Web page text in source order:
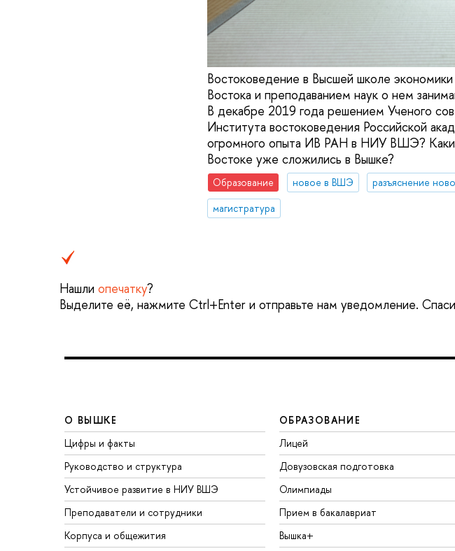
Востоковедение в Высшей школе
Востока и преподаванием наук о нем
В декабре 2019 года решением Ученого
Института востоковедения Российской
огромного опыта ИВ РАН в НИУ ВШЭ?
Востоке уже сложились в Вышке?
Образование новое в ВШЭ разъяснение
магистратура
Нашли опечатку?
Выделите её, нажмите Ctrl+Enter и отправьте нам уведомление.
О ВЫШКЕ
Цифры и факты
Руководство и структура
Устойчивое развитие в НИУ ВШЭ
Преподаватели и сотрудники
Корпуса и общежития
ОБРАЗОВАНИЕ
Лицей
Довузовская подготовка
Олимпиады
Прием в бакалавриат
Вышка+